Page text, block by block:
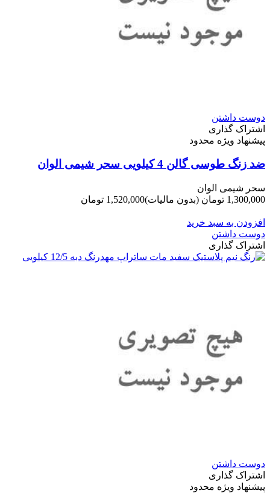
دوست داشتن
اشتراک گذاری
پیشنهاد ویژه محدود
ضد زنگ طوسی گالن 4 کیلویی سحر شیمی الوان
سحر شیمی الوان
1,300,000 تومان
(بدون مالیات)1,520,000 تومان
افزودن به سبد خرید
دوست داشتن
اشتراک گذاری
دوست داشتن
اشتراک گذاری
پیشنهاد ویژه محدود